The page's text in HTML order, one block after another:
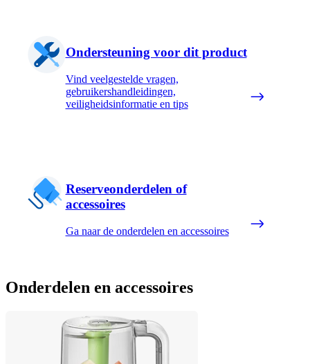
Ondersteuning voor dit product
Vind veelgestelde vragen,
gebruikershandleidingen,
veiligheidsinformatie en tips
Reserveonderdelen of
accessoires
Ga naar de onderdelen en accessoires
Onderdelen en accessoires